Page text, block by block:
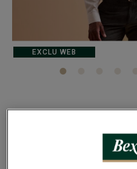
Chemise flanelle Ecru -
Col américain - Coupe ajustée
EXCLU WEB